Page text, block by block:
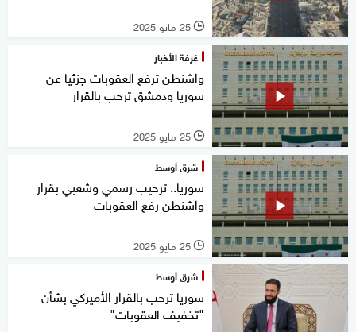
l 25 مايو 2025
غرفة الأخبار
واشنطن ترفع العقوبات جزئيا عن
سوريا ودمشق ترحب بالقرار
l 25 مايو 2025
شرق أوسط
سوريا.. ترحيب رسمي وشعبي بقرار
واشنطن رفع العقوبات
l 25 مايو 2025
شرق أوسط
سوريا ترحب بالقرار الأميركي بشأن
"تخفيف العقوبات"